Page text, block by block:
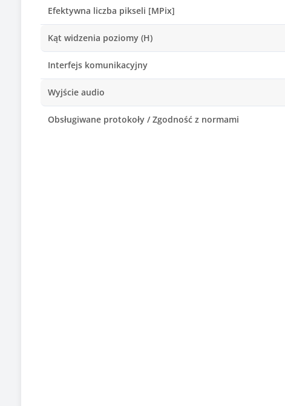
Efektywna liczba pikseli [MPix]
Kąt widzenia poziomy (H)
Interfejs komunikacyjny
Wyjście audio
Obsługiwane protokoły / Zgodność z normami